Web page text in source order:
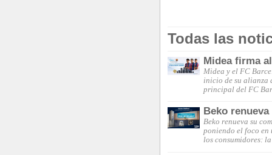
Todas las
Midea firma
Midea y el FC
inicio de su alianza
principal del FC
Beko
Beko renueva su
poniendo el foco en
los consumidores: